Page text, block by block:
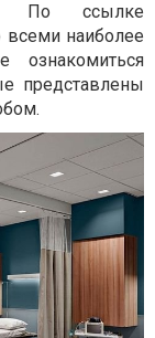
По ссылке
всеми наиболее
представлены